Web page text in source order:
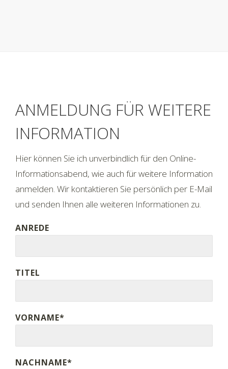
ANMELDUNG FÜR WEITERE
INFORMATION
Hier können Sie ich unverbindlich für den Online-
Informationsabend, wie auch für weitere Information
anmelden. Wir kontaktieren Sie persönlich per E-Mail
und senden Ihnen alle weiteren Informationen zu.
ANREDE
TITEL
VORNAME*
NACHNAME*